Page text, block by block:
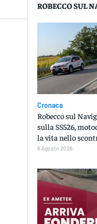
ROBECCO SUL
Cronaca
Robecco sul
sulla SS526,
la vita nello
6 Agosto 2026